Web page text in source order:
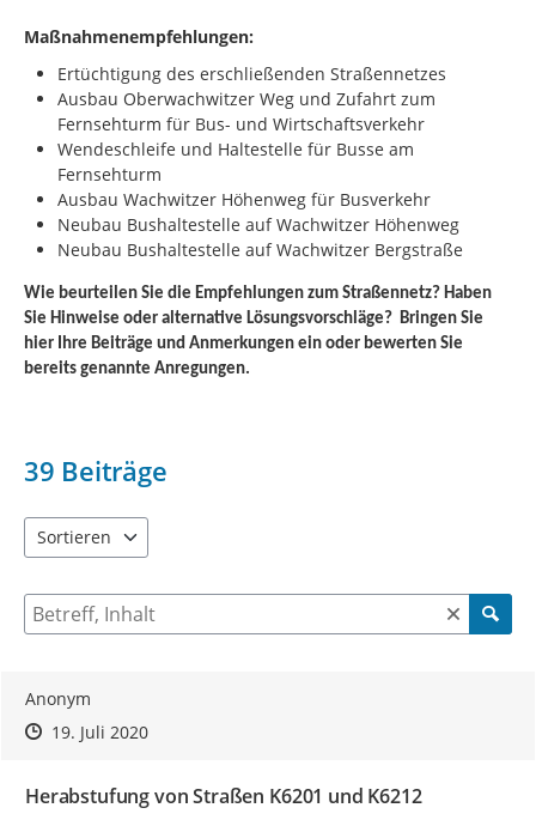
Maßnahmenempfehlungen:
Ertüchtigung des erschließenden Straßennetzes
Ausbau Oberwachwitzer Weg und Zufahrt zum
Fernsehturm für Bus- und Wirtschaftsverkehr
Wendeschleife und Haltestelle für Busse am
Fernsehturm
Ausbau Wachwitzer Höhenweg für Busverkehr
Neubau Bushaltestelle auf Wachwitzer Höhenweg
Neubau Bushaltestelle auf Wachwitzer Bergstraße
Wie beurteilen Sie die Empfehlungen zum Straßennetz? Haben
Sie Hinweise oder alternative Lösungsvorschläge? Bringen Sie
hier Ihre Beiträge und Anmerkungen ein oder bewerten Sie
bereits genannte Anregungen.
39 Beiträge
Sortieren
Suche nach Beiträgen und Kommentaren
Anonym
Zeitpunkt des Erstellens
Zeitpunkt des Erstellens
19. Juli 2020Zur Äußerung
Herabstufung von Straßen K6201 und K6212